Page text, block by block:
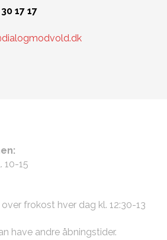
17 17
10-15
frokost hver dag kl. 12:30-13
have andre åbningstider.